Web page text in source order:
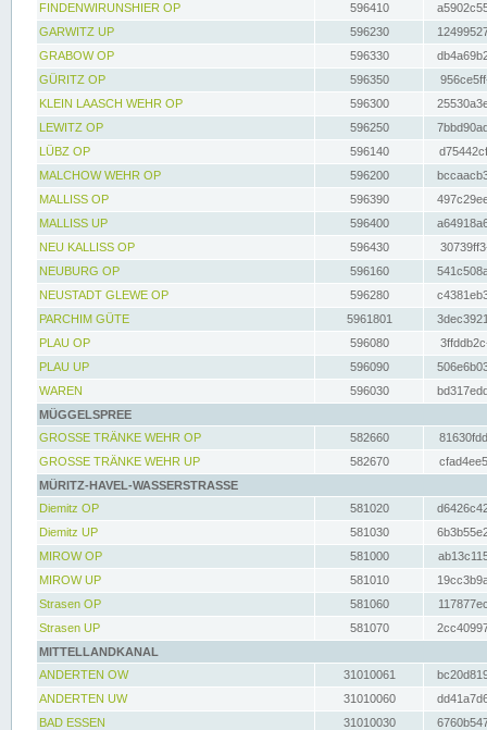
FINDENWIRUNSHIER OP
596410
GARWITZ UP
596230
GRABOW OP
596330
GÜRITZ OP
596350
KLEIN LAASCH WEHR OP
596300
LEWITZ OP
596250
LÜBZ OP
596140
MALCHOW WEHR OP
596200
MALLISS OP
596390
MALLISS UP
596400
NEU KALLISS OP
596430
NEUBURG OP
596160
NEUSTADT GLEWE OP
596280
PARCHIM GÜTE
5961801
PLAU OP
596080
PLAU UP
596090
WAREN
596030
MÜGGELSPREE
GROSSE TRÄNKE WEHR OP
582660
GROSSE TRÄNKE WEHR UP
582670
MÜRITZ-HAVEL-WASSERSTRASSE
Diemitz OP
581020
Diemitz UP
581030
MIROW OP
581000
MIROW UP
581010
Strasen OP
581060
Strasen UP
581070
MITTELLANDKANAL
ANDERTEN OW
31010061
ANDERTEN UW
31010060
BAD ESSEN
31010030